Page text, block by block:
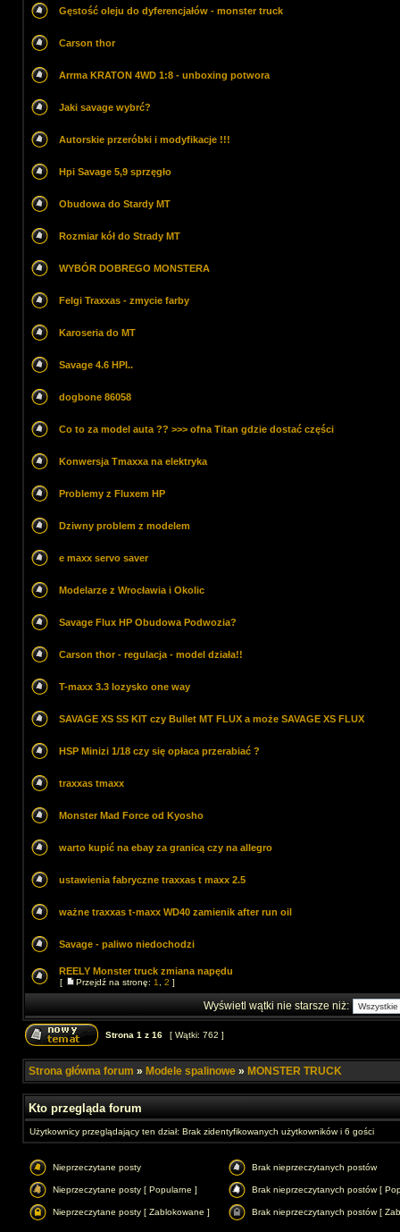
Gęstość oleju do dyferencjałów - monster truck
Carson thor
Arrma KRATON 4WD 1:8 - unboxing potwora
Jaki savage wybrć?
Autorskie przeróbki i modyfikacje !!!
Hpi Savage 5,9 sprzęgło
Obudowa do Stardy MT
Rozmiar kół do Strady MT
WYBÓR DOBREGO MONSTERA
Felgi Traxxas - zmycie farby
Karoseria do MT
Savage 4.6 HPI..
dogbone 86058
Co to za model auta ?? >>> ofna Titan gdzie dostać części
Konwersja Tmaxxa na elektryka
Problemy z Fluxem HP
Dziwny problem z modelem
e maxx servo saver
Modelarze z Wrocławia i Okolic
Savage Flux HP Obudowa Podwozia?
Carson thor - regulacja - model działa!!
T-maxx 3.3 lozysko one way
SAVAGE XS SS KIT czy Bullet MT FLUX a może SAVAGE XS FLUX
HSP Minizi 1/18 czy się opłaca przerabiać ?
traxxas tmaxx
Monster Mad Force od Kyosho
warto kupić na ebay za granicą czy na allegro
ustawienia fabryczne traxxas t maxx 2.5
ważne traxxas t-maxx WD40 zamienik after run oil
Savage - paliwo niedochodzi
REELY Monster truck zmiana napędu
[ Przejdź na stronę: 1 2 ]
Wyświetl wątki nie starsze niż:
Strona 1 z 16 [ Wątki: 762 ]
Strona główna forum » Modele spalinowe » MONSTER TRUCK
Kto przegląda forum
Użytkownicy przeglądający ten dział: Brak zidentyfikowanych użytkowników i 6 gości
Nieprzeczytane posty Brak nieprzeczytanych postów
Nieprzeczytane posty [ Popularne ] Brak nieprzeczytanych postów [
Nieprzeczytane posty [ Zablokowane ] Brak nieprzeczytanych postów [